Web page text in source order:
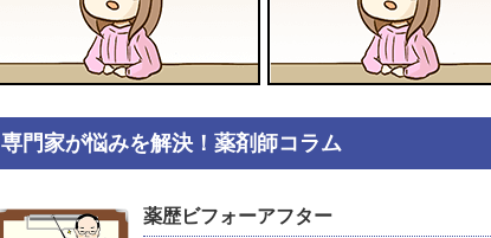
専門家が悩みを解決！薬剤師コラム
薬歴ビフォーアフター